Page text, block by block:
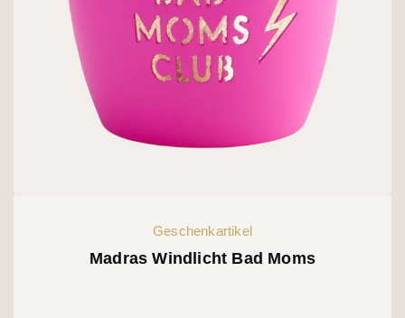
Geschenkartikel
Madras Windlicht Bad Moms